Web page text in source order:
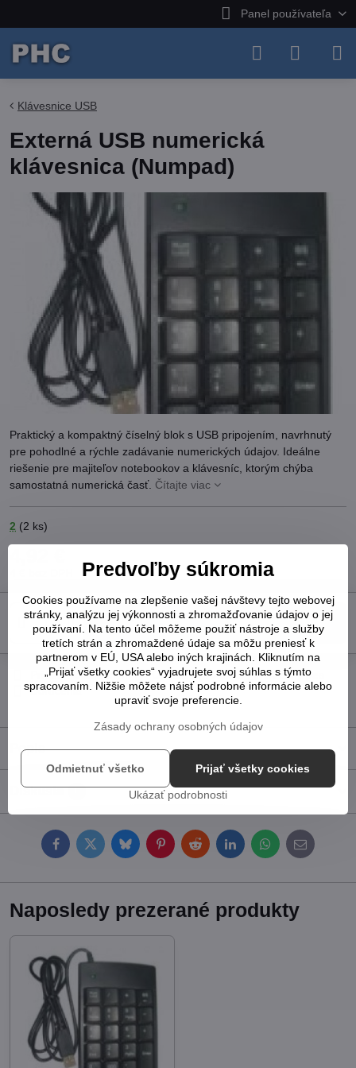
Panel používateľa
Klávesnice USB
Externá USB numerická
klávesnica (Numpad)
Praktický a kompaktný číselný blok s USB pripojením, navrhnutý
pre pohodlné a rýchle zadávanie numerických údajov. Ideálne
riešenie pre majiteľov notebookov a klávesníc, ktorým chýba
samostatná numerická časť. Čítajte viac
2 (2 ks)
Do košíka
Pridať k Obľúbeným Otázka k produktu
Strážny pes
Doručenia
Popis
Diskusia 0
FacebookTwitterBlueskyPinterestRedditLinkedInWhatsApp
E-
mail
Naposledy prezerané produkty
Predvoľby súkromia
Cookies používame na zlepšenie vašej návštevy tejto webovej
stránky, analýzu jej výkonnosti a zhromažďovanie údajov o jej
používaní. Na tento účel môžeme použiť nástroje a služby
tretích strán a zhromaždené údaje sa môžu preniesť k
partnerom v EÚ, USA alebo iných krajinách. Kliknutím na
„Prijať všetky cookies“ vyjadrujete svoj súhlas s týmto
spracovaním. Nižšie môžete nájsť podrobné informácie alebo
upraviť svoje preferencie.
Zásady ochrany osobných údajov
Ukázať podrobnosti
Prijať všetky cookies
Odmietnuť všetko